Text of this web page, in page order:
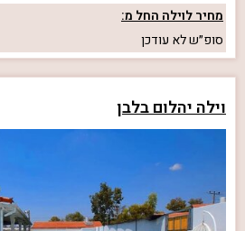
מחיר לוילה החל מ:
סופ״שלא עודכן
וילה יהלום בלבן